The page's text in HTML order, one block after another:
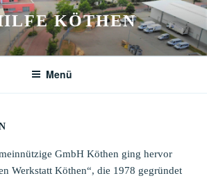
KÖTHEN
Menü
GmbH Köthen ging hervor
Werkstatt Köthen“, die 1978 gegründet